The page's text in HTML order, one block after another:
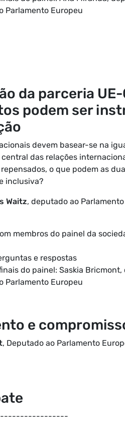
Parlamento Europeu
da parceria
podem ser
devem basear-se na
das relações
o que podem as
inclusiva?
Waitz, deputado ao
membros do painel da
e respostas
do painel: Saskia
Parlamento Europeu
e
, Deputado ao Parlamento